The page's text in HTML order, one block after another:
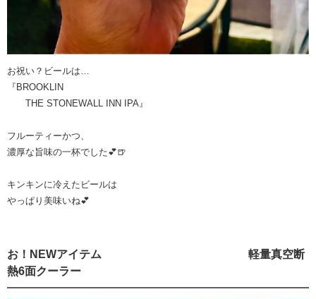
お祝い？ビールは…
『BROOKLIN
THE STONEWALL INN IPA』
フルーティーかつ、
濃厚な旨味の一杯でした💕🍺
キンキンに冷えたビールは
やっぱり美味いね💕
お！NEWアイテム 軽量真空断
熱6面クーラー